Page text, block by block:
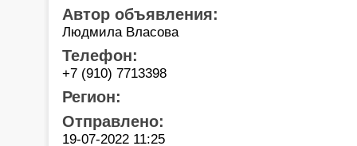
Автор объявления:
Людмила Власова
Телефон:
+7 (910) 7713398
Регион:
Отправлено:
19-07-2022 11:25